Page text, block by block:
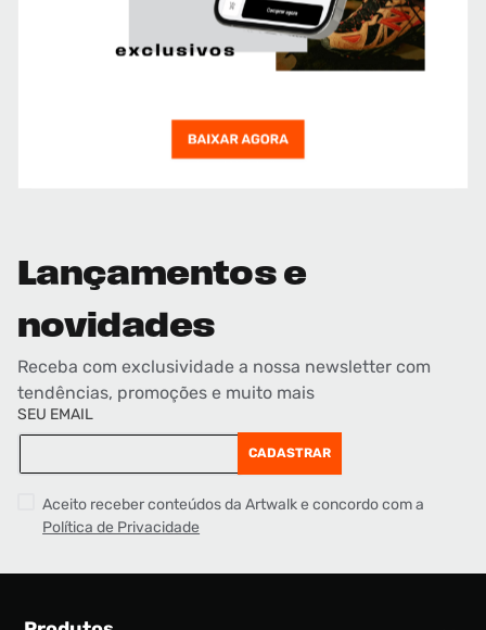
Lançamentos e
novidades
Receba com exclusividade a nossa newsletter com
tendências, promoções e muito mais
SEU EMAIL
CADASTRAR
Aceito receber conteúdos da Artwalk e concordo com a
Política de Privacidade